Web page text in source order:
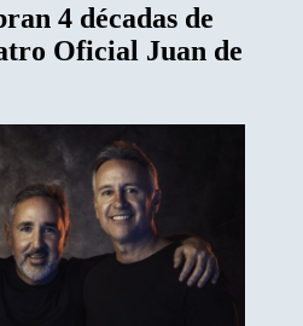
4 décadas de
Oficial Juan de